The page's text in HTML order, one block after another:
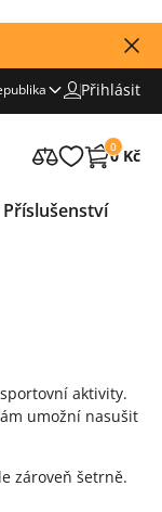
Přihlásit
0
0 Kč
Příslušenství
aktivity.
umožní nasušit
zároveň šetrně.